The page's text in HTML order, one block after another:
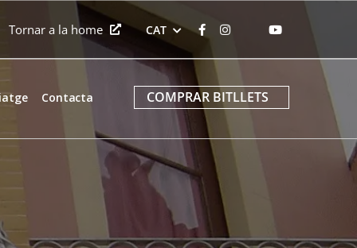
Tornar a la home CAT
Contacta COMPRAR BITLLETS